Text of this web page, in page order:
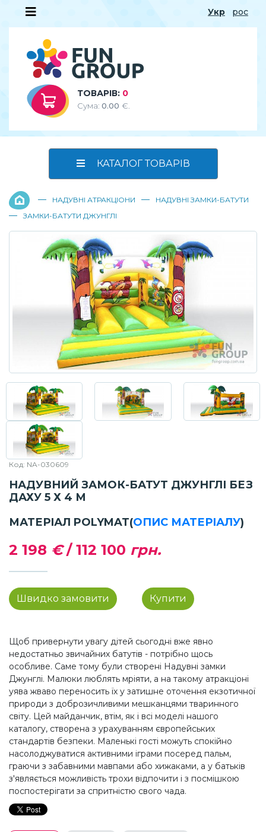
Укр рос
ТОВАРІВ: 0
Сума: 0.00 €.
КАТАЛОГ ТОВАРІВ
— НАДУВНІ АТРАКЦІОНИ — НАДУВНІ ЗАМКИ-БАТУТИ
— ЗАМКИ-БАТУТИ ДЖУНГЛІ
Код: NA-030609
НАДУВНИЙ ЗАМОК-БАТУТ ДЖУНГЛІ БЕЗ
ДАХУ 5 Х 4 М
МАТЕРІАЛ POLYMAT(ОПИС МАТЕРІАЛУ)
2 198 €/ 112 100 грн.
Швидко замовити Купити
Щоб привернути увагу дітей сьогодні вже явно
недостатньо звичайних батутів - потрібно щось
особливе. Саме тому були створені Надувні замки
Джунглі. Малюки люблять мріяти, а на такому атракціоні
уява жваво переносить їх у затишне оточення екзотичної
природи з доброзичливими мешканцями тваринного
світу. Цей майданчик, втім, як і всі моделі нашого
каталогу, створена з урахуванням європейських
стандартів безпеки. Маленькі гості можуть спокійно
насолоджуватися активними іграми посеред пальм,
граючи з забавними мавпами або хижаками, а у батьків
з'являється можливість трохи відпочити і з посмішкою
поспостерігати за спритністю свого чада.